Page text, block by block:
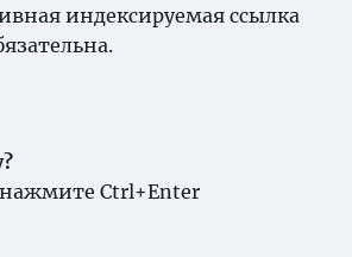
индексируемая ссылка
Ctrl+Enter